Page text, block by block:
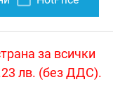
за всички
лв. (без ДДС).